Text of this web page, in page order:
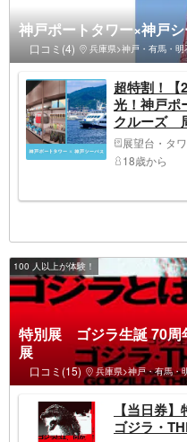
神戸ポートタワー×神戸
口コミ(4) 兵庫県>神戸・有馬・明
超特割！【
光！神戸ポ
クルーズ
展望台・タ
18歳から
100 人以上が体験！
特別展 ゴジラ生誕 70周
展
口コミ(15) 兵庫県>神戸・有馬・
【当日券
ゴジラ・